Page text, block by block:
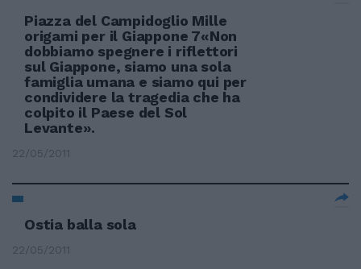
Piazza del Campidoglio Mille
origami per il Giappone 7«Non
dobbiamo spegnere i riflettori
sul Giappone, siamo una sola
famiglia umana e siamo qui per
condividere la tragedia che ha
colpito il Paese del Sol
Levante».
22/05/2011
Ostia balla sola
22/05/2011